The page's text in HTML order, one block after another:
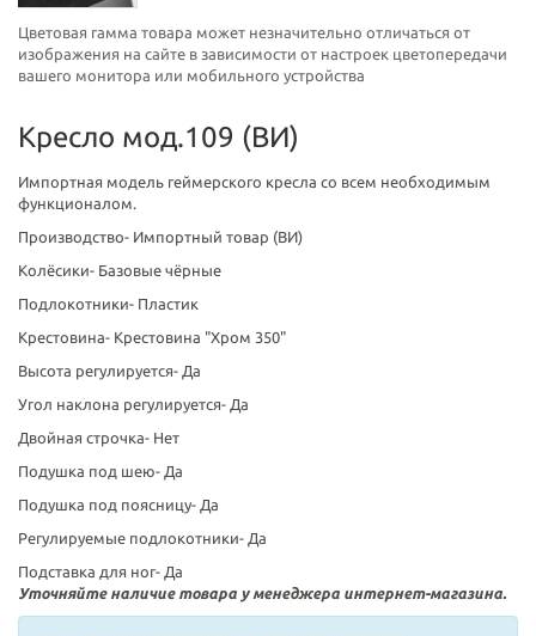
Цветовая гамма товара может незначительно отличаться от
изображения на сайте в зависимости от настроек цветопередачи
вашего монитора или мобильного устройства
Кресло мод.109 (ВИ)
Импортная модель геймерского кресла со всем необходимым
функционалом.
Производство- Импортный товар (ВИ)
Колёсики- Базовые чёрные
Подлокотники- Пластик
Крестовина- Крестовина "Хром 350"
Высота регулируется- Да
Угол наклона регулируется- Да
Двойная строчка- Нет
Подушка под шею- Да
Подушка под поясницу- Да
Регулируемые подлокотники- Да
Подставка для ног- Да
Уточняйте наличие товара у менеджера интернет-магазина.